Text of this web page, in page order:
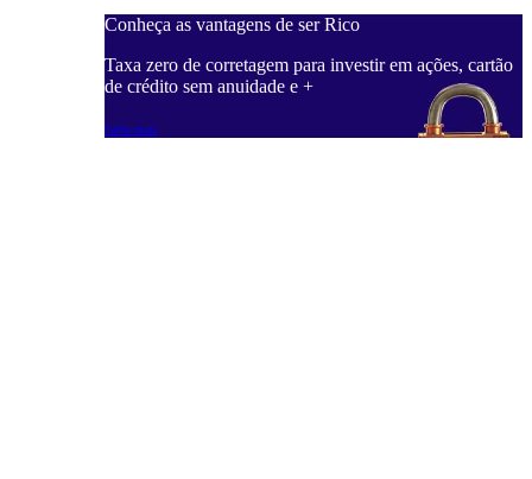
Conheça as vantagens de ser Rico
Taxa zero de corretagem para investir em ações, cartão
de crédito sem anuidade e +
Saiba mais